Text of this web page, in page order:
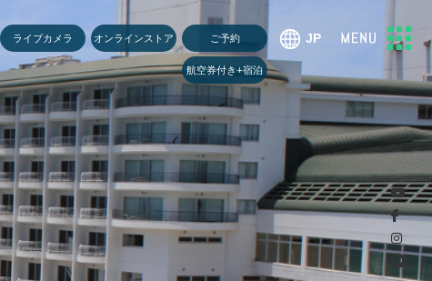
ライブカメラ オンラインストア ご予約
航空券付き+宿泊
MENU